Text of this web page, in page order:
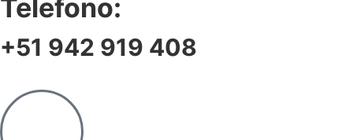
Telefono:
+51 942 919 408